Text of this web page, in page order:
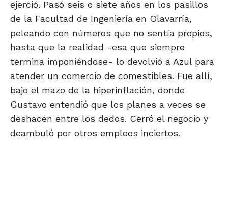
ejerció. Pasó seis o siete años en los pasillos
de la Facultad de Ingeniería en Olavarría,
peleando con números que no sentía propios,
hasta que la realidad -esa que siempre
termina imponiéndose- lo devolvió a Azul para
atender un comercio de comestibles. Fue allí,
bajo el mazo de la hiperinflación, donde
Gustavo entendió que los planes a veces se
deshacen entre los dedos. Cerró el negocio y
deambuló por otros empleos inciertos.